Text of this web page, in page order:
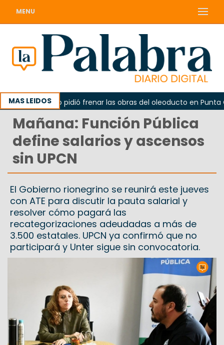
MENU
MAS LEIDOS
La Unesco pidió frenar las obras del oleoducto en Punta
Mañana: Función Pública
define salarios y ascensos
sin UPCN
El Gobierno rionegrino se reunirá este jueves
con ATE para discutir la pauta salarial y
resolver cómo pagará las
recategorizaciones adeudadas a más de
3.500 estatales. UPCN ya confirmó que no
participará y Unter sigue sin convocatoria.